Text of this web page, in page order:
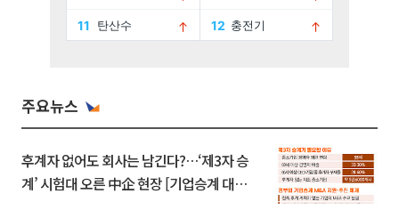
주요뉴스
후계자 없어도 회사는 남긴다?…‘제3자 승
계’ 시험대 오른 中企 현장 [기업승계 대전